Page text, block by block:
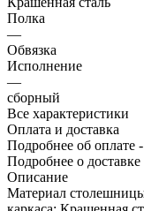
Полка
—
Обвязка
Исполнение
—
сборный
Все характеристики
Оплата и доставка
Подробнее об оплате
Подробнее о
Описание
Материал